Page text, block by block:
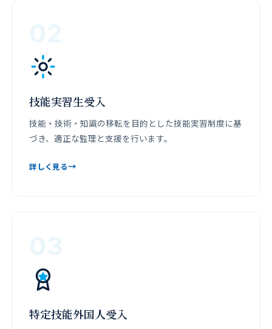
技能実習生受入
技能・技術・知識の移転を目的とした技能実習制度に基
づき、適正な監理と支援を行います。
詳しく見る→
特定技能外国人受入